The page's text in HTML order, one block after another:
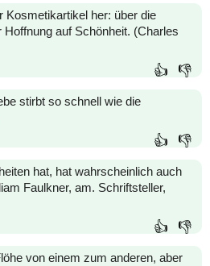
Kosmetikartikel her: über die
auf Schönheit. (Charles
👍 👎
stirbt so schnell wie die
👍 👎
hat, hat wahrscheinlich auch
Faulkner, am. Schriftsteller,
👍 👎
von einem zum anderen, aber